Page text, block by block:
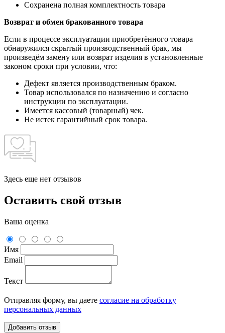
Сохранена полная комплектность товара
Возврат и обмен бракованного товара
Если в процессе эксплуатации приобретённого товара
обнаружился скрытый производственный брак, мы
произведём замену или возврат изделия в установленные
законом сроки при условии, что:
Дефект является производственным браком.
Товар использовался по назначению и согласно
инструкции по эксплуатации.
Имеется кассовый (товарный) чек.
Не истек гарантийный срок товара.
Здесь еще нет отзывов
Оставить свой отзыв
Ваша оценка
Имя
Email
Текст
Отправляя форму, вы даете согласие на обработку
персональных данных